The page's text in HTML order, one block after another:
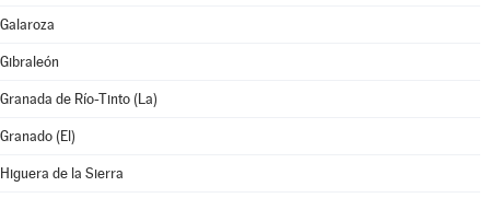
Galaroza
Gibraleón
Granada de Río-Tinto (La)
Granado (El)
Higuera de la Sierra